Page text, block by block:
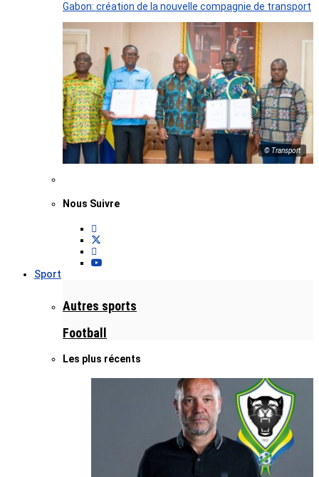
Gabon: création de la nouvelle compagnie de transport
© Transport
Nous Suivre
Sport
Autres sports
Football
Les plus récents